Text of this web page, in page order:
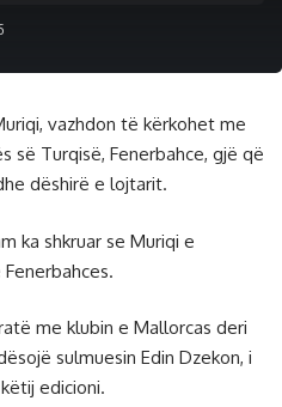
vazhdon të kërkohet me
së Turqisë, Fenerbahce, gjë që
dëshirë e lojtarit.
ka shkruar se Muriqi e
me klubin e Mallorcas deri
sulmuesin Edin Dzekon, i
edicioni.